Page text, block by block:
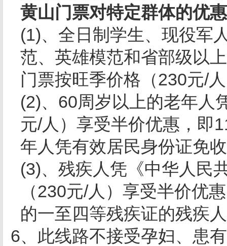
黄山门票对特定群体的优
(1)、全日制学生、现役军
范、英雄模范和省部级以
门票按旺季价格（230元/
(2)、 60周岁以上的老年人
元/人）享受半价优惠，即
年人凭有效居民身份证免
(3)、残疾人凭《中华人民
（230元/人）享受半价优
的一至四等残疾证的残疾
6、此线路不接受孕妇、患